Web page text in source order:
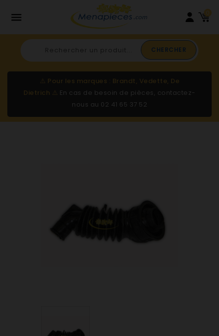
 0
CHERCHER
⚠️ Pour les marques : Brandt, Vedette, De
Dietrich ⚠️ En cas de besoin de pièces, contactez-
nous au 02 41 65 37 52